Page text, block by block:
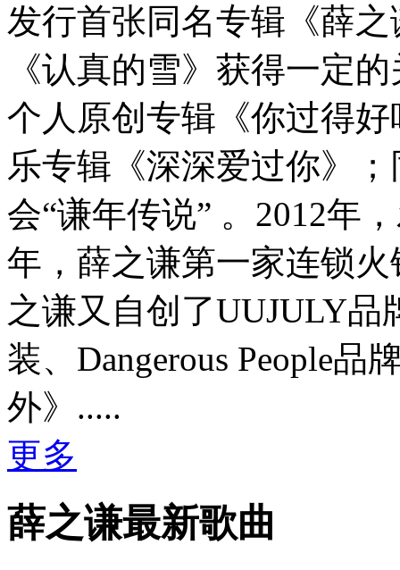
发行首张同名专辑《薛
《认真的雪》获得一定
个人原创专辑《你过得
乐专辑《深深爱过你》
会“谦年传说” 。2012年
年，薛之谦第一家连锁
之谦又自创了UUJULY
装、Dangerous People品
外》.....
更多
薛之谦最新歌曲